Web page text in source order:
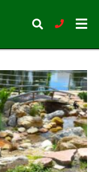
Type
your
search
query
and
hit
enter: